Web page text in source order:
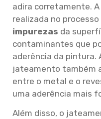
adira corretamente. A
realizada no
impurezas da
contaminantes que
aderência da pintura.
jateamento também
entre o metal e o
uma aderência mais
Além disso, o